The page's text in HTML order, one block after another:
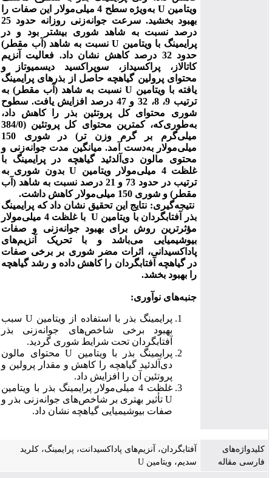
ویتامینU
به‌ویژه سطح 4 میلی‌مولار این صفات را
بهبود بخشید.
سرعت جوانه‌زنی روزانه حدود 25
درصد نسبت به شاهد شوری بیشتر بود و در
پرایمینگ با ویتامینUنسبت به شاهد (آب مقطر)
حدود 32 درصد کاهش نشان داد. فعالیت آنزیم
کاتالاز، پراکسیداز، سوپراکسید دیسمیوتاز و
محتوای پرولین گیاهچه حاصل از بذرهای پرایمینگ
یافته با ویتامینUنسبت به شاهد (آب مقطر) به
ترتیب 9، 8، 32 و 47 درصد افزایش یافت. سطوح
شوری محتوای کل پروتئین بذر را کاهش داد،
به‌طوری‌که، کمترینمحتوای کل پروتئین
(384/0
میلی‌گرم بر گرم وزن تر)
در شوری 150
میلی‌مولار به‌دست آمد.میانگین مدت جوانه‌زنی و
محتوی مالون دی‌آلدئیدگیاهچه درپرایمینگ با
غلظت 4 میلی‌مولار ویتامین
Uبدون شوری به
ترتیب در حدود 73 و 21 درصد نسبت به شاهد (آب
مقطر) و شوری 150 میلی‌مولار کاهش داشت.
نتیجه‌گیری: نتایج این تحقیق نشان داد که پرایمینگ
بذر آفتابگردان باویتامینU با غلظت 4 میلی‌مولار
مؤثرترین روش برای بهبود جوانه‌زنی و صفات
بیوشیمیایی
می‌باشد و با تحریک آنزیم‌های
پاداکسیدانی، اثرات مضر شوری بر برخی صفات
در گیاهچه آفتابگردان را کاهش داده و رشد گیاهچه
را بهبود بخشد.
جنبه‌های نوآوری:
پرایمینگ بذر با استفاده از ویتامینUسبب
بهبود برخی شاخص‌های جوانهزنی بذر
آفتابگردان تحت شرایط شوری گردید.
پرایمینگ بذر با ویتامین Uمحتوای
مالون
دی‌آلدئید گیاهچه را کاهش و مقدار پرولین و
پروتئین آن را افزایش داد.
غلظت 4 میلی‌مولار پرایمینگ بذر با ویتامین
Uتأثیر بهتری بر شاخص‌های جوانه‌زنی بذر و
صفات بیوشیمیایی گیاهچه نشان داد.
کلیدواژه‌های
فارسی مقاله
آفتابگردان، آنزیم‌های پاداکسیدانت، پرایمینگ، کلرید
سدیم، ویتامین U